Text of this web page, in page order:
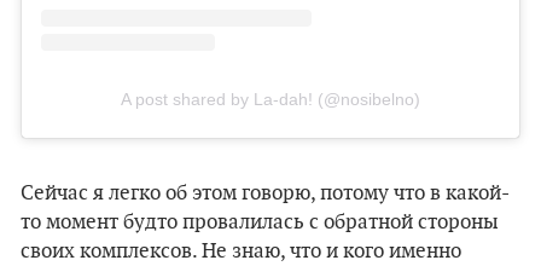
A post shared by La-dah! (@nosibelno)
Сейчас я легко об этом говорю, потому что в какой-
то момент будто провалилась с обратной стороны
своих комплексов. Не знаю, что и кого именно